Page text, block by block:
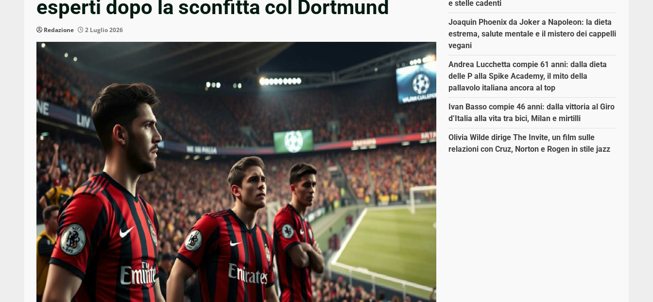
esperti dopo la sconfitta col Dortmund
Redazione 2 Luglio 2026
e stelle cadenti
Joaquin Phoenix da Joker a Napoleon: la dieta
estrema, salute mentale e il mistero dei cappelli
vegani
Andrea Lucchetta compie 61 anni: dalla dieta
delle P alla Spike Academy, il mito della
pallavolo italiana ancora al top
Ivan Basso compie 46 anni: dalla vittoria al Giro
d’Italia alla vita tra bici, Milan e mirtilli
Olivia Wilde dirige The Invite, un film sulle
relazioni con Cruz, Norton e Rogen in stile jazz